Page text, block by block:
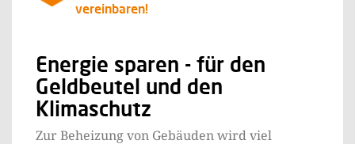
vereinbaren!
Energie sparen - für den
Geldbeutel und den
Klimaschutz
Zur Beheizung von Gebäuden wird viel